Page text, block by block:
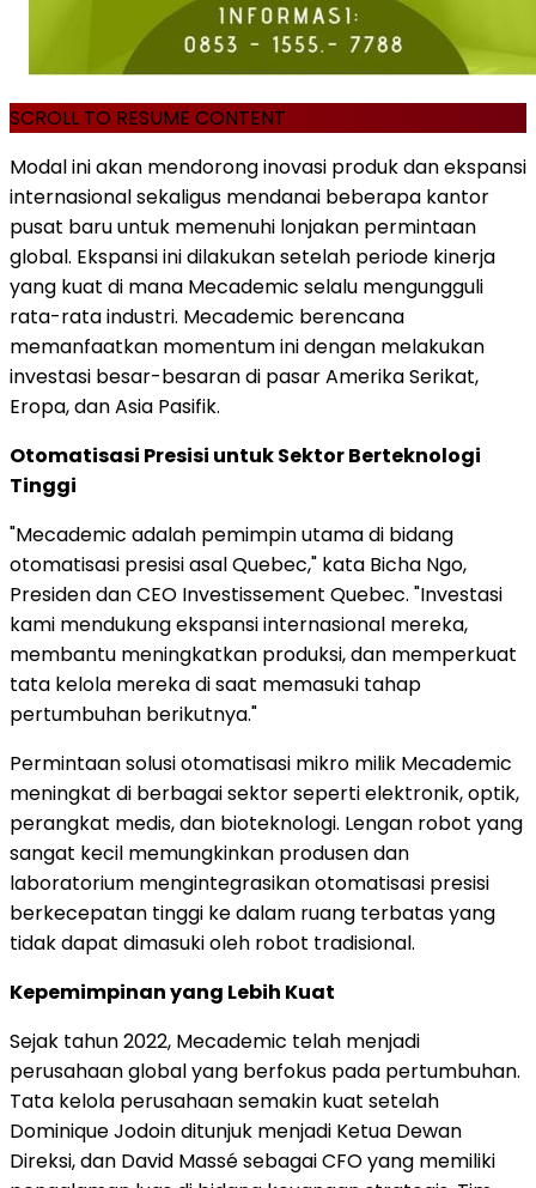
SCROLL TO RESUME CONTENT
Modal ini akan mendorong inovasi produk dan ekspansi
internasional sekaligus mendanai beberapa kantor
pusat baru untuk memenuhi lonjakan permintaan
global. Ekspansi ini dilakukan setelah periode kinerja
yang kuat di mana Mecademic selalu mengungguli
rata-rata industri. Mecademic berencana
memanfaatkan momentum ini dengan melakukan
investasi besar-besaran di pasar Amerika Serikat,
Eropa, dan Asia Pasifik.
Otomatisasi Presisi untuk Sektor Berteknologi
Tinggi
"Mecademic adalah pemimpin utama di bidang
otomatisasi presisi asal Quebec," kata Bicha Ngo,
Presiden dan CEO Investissement Quebec. "Investasi
kami mendukung ekspansi internasional mereka,
membantu meningkatkan produksi, dan memperkuat
tata kelola mereka di saat memasuki tahap
pertumbuhan berikutnya."
Permintaan solusi otomatisasi mikro milik Mecademic
meningkat di berbagai sektor seperti elektronik, optik,
perangkat medis, dan bioteknologi. Lengan robot yang
sangat kecil memungkinkan produsen dan
laboratorium mengintegrasikan otomatisasi presisi
berkecepatan tinggi ke dalam ruang terbatas yang
tidak dapat dimasuki oleh robot tradisional.
Kepemimpinan yang Lebih Kuat
Sejak tahun 2022, Mecademic telah menjadi
perusahaan global yang berfokus pada pertumbuhan.
Tata kelola perusahaan semakin kuat setelah
Dominique Jodoin ditunjuk menjadi Ketua Dewan
Direksi, dan David Massé sebagai CFO yang memiliki